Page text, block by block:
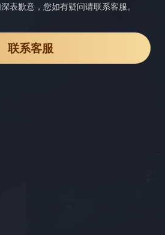
表歉意，您如有疑问请联系客服。
联系客服